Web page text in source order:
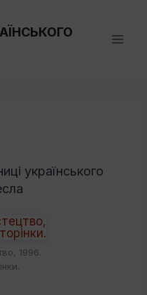
українського
1996.